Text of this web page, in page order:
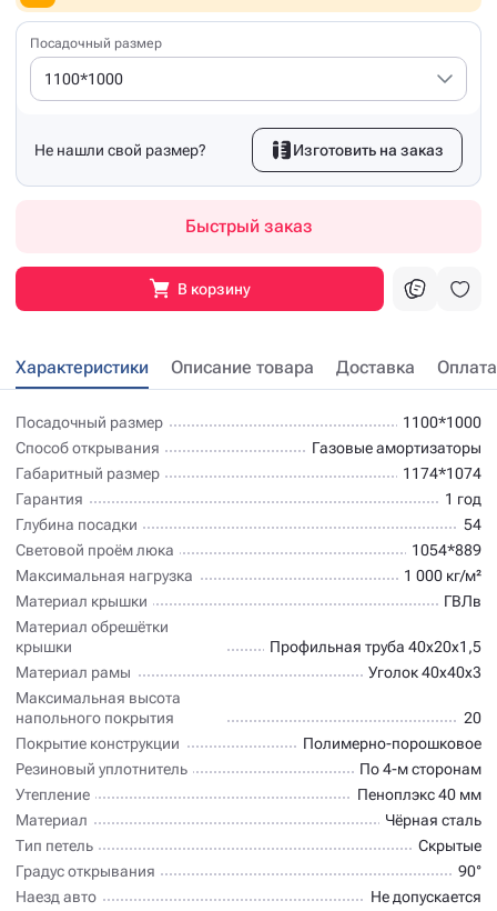
Посадочный размер
1100*1000
Не нашли свой размер? Изготовить на заказ
Быстрый заказ
В корзину
Характеристики Описание товара Доставка Оплата
Посадочный размер
1100*1000
Способ открывания
Газовые амортизаторы
Габаритный размер
1174*1074
Гарантия
1 год
Глубина посадки
54
Световой проём люка
1054*889
Максимальная нагрузка
1 000 кг/м²
Материал крышки
ГВЛв
Материал обрешётки
крышки
Профильная труба 40х20х1,5
Материал рамы
Уголок 40х40х3
Максимальная высота
напольного покрытия
20
Покрытие конструкции
Полимерно-порошковое
Резиновый уплотнитель
По 4-м сторонам
Утепление
Пеноплэкс 40 мм
Материал
Чёрная сталь
Тип петель
Скрытые
Градус открывания
90°
Наезд авто
Не допускается